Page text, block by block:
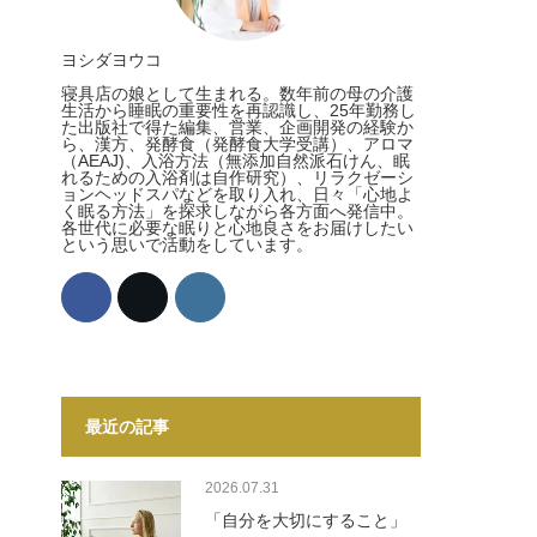
ヨシダヨウコ
寝具店の娘として生まれる。数年前の母の介護
生活から睡眠の重要性を再認識し、25年勤務し
た出版社で得た編集、営業、企画開発の経験か
ら、漢方、発酵食（発酵食大学受講）、アロマ
（AEAJ)、入浴方法（無添加自然派石けん、眠
れるための入浴剤は自作研究）、リラクゼーシ
ョンヘッドスパなどを取り入れ、日々「心地よ
く眠る方法」を探求しながら各方面へ発信中。
各世代に必要な眠りと心地良さをお届けしたい
という思いで活動をしています。
最近の記事
2026.07.31
「自分を大切にすること」